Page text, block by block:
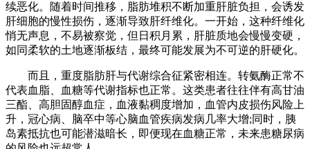
续恶化。随着时间推移，脂肪堆积不断加重肝脏负担，会诱发
肝细胞的慢性损伤，逐渐导致肝纤维化。一开始，这种纤维化
悄无声息，不易被察觉，但日积月累，肝脏质地会慢慢变硬，
如同柔软的土地逐渐板结，最终可能发展为不可逆的肝硬化。
而且，重度脂肪肝与代谢综合征紧密相连。转氨酶正常不
代表血脂、血糖等代谢指标也正常。这类患者往往伴有高甘油
三酯、高胆固醇血症，血液黏稠度增加，血管内皮损伤风险上
升，冠心病、脑卒中等心脑血管疾病发病几率大增;同时，胰
岛素抵抗也可能潜滋暗长，即便现在血糖正常，未来患糖尿病